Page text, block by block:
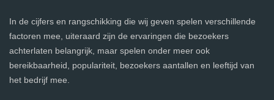
In de cijfers en rangschikking die wij geven spelen verschillende
factoren mee, uiteraard zijn de ervaringen die bezoekers
achterlaten belangrijk, maar spelen onder meer ook
bereikbaarheid, populariteit, bezoekers aantallen en leeftijd van
het bedrijf mee.